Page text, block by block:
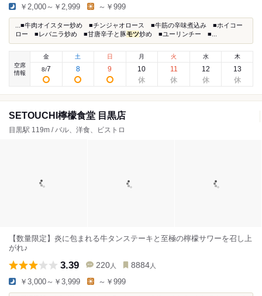
￥2,000～￥2,999 ～￥999
...■牛肉オイスター炒め ■チンジャオロース ■牛筋の辛味煮込み ■ホイコー
ロー ■レバニラ炒め ■甘唐辛子と豚モツ炒め ■ユーリンチー ■...
空席
情報
金
8/7
土
8
日
9
月
10
火
11
水
12
木
13
SETOUCHI檸檬食堂 目黒店
目黒駅 119m / バル、洋食、ビストロ
【数量限定】炎に包まれる牛タンステーキと至極の檸檬サワーを召し上
がれ♪
3.39 220 人 8884 人
￥3,000～￥3,999 ～￥999